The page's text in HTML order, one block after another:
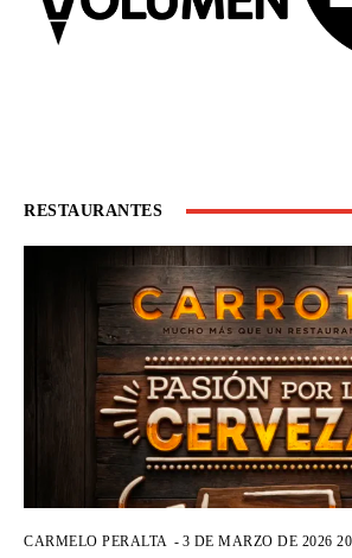
RESTAURANTES
CARMELO PERALTA - 3 DE MARZO DE 2026